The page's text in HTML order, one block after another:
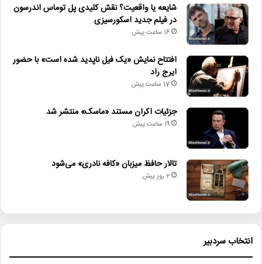
شایعه یا واقعیت؟ نقش کلیدی پل توماس اندرسون
در فیلم جدید اسکورسیزی
16 ساعت پیش
افتتاح نمایش «یک فیل ناپدید شده است» با حضور
ایرج راد
17 ساعت پیش
جزئیات اکران مستند «ماسک» منتشر شد
19 ساعت پیش
تالار حافظ میزبان «کافه نادری» می‌شود
2 روز پیش
انتخاب سردبیر